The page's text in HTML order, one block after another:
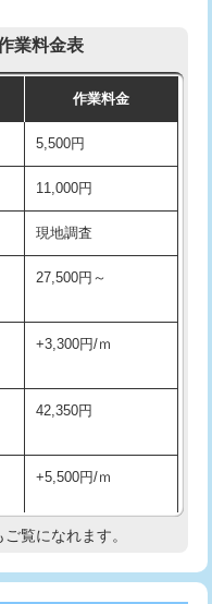
11,000円+材料費
16,500円+材料費
13,200円+材料費
16,500円+材料費
22,000円+材料費
11,000円+材料費
13,200円
16,500円
22,000円
22,000円
業料金表
作業料金
5,500円
11,000円
現地調査
27,500円～
+3,300円/ｍ
42,350円
+5,500円/ｍ
現地調査
覧になれます。